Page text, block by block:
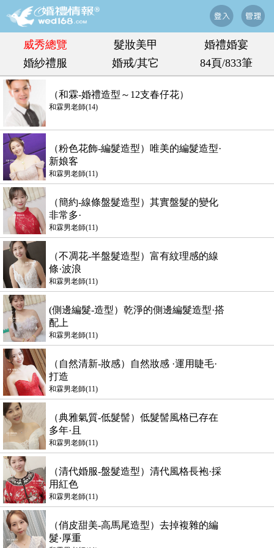
威秀總覽 髮妝美甲
婚禮婚宴
婚紗禮服
婚戒/其它 84頁/833筆
（和霖-婚禮造型～12支春仔花）
和霖男老師(14)
（粉色花飾-編髮造型）唯美的編髮造型·
新娘客
和霖男老師(11)
（簡約-線條盤髮造型）其實盤髮的變化
非常多·
和霖男老師(11)
（不凋花-半盤髮造型）富有紋理感的線
條·波浪
和霖男老師(11)
(側邊編髮-造型）乾淨的側邊編髮造型·搭
配上
和霖男老師(11)
（自然清新-妝感）自然妝感 ·運用睫毛·
打造
和霖男老師(11)
（典雅氣質-低髮髻）低髮髻風格已存在
多年·且
和霖男老師(11)
（清代婚服-盤髮造型）清代風格長袍·採
用紅色
和霖男老師(11)
（俏皮甜美-高馬尾造型）去掉複雜的編
髮·厚重